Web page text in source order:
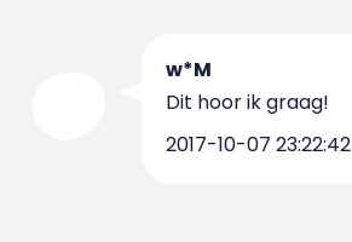
w*M
Dit hoor ik graag!
2017-10-07 23:22:42